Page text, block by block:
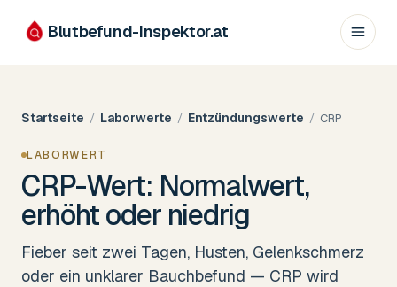
Blutbefund-Inspektor.at
Startseite / Laborwerte / Entzündungswerte / CRP
LABORWERT
CRP-Wert: Normalwert,
erhöht oder niedrig
Fieber seit zwei Tagen, Husten, Gelenkschmerz
oder ein unklarer Bauchbefund — CRP wird